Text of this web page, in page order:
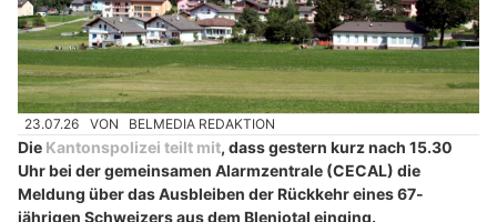
23.07.26 VON BELMEDIA REDAKTION
Die Kantonspolizei teilt mit, dass gestern kurz nach 15.30
Uhr bei der gemeinsamen Alarmzentrale (CECAL) die
Meldung über das Ausbleiben der Rückkehr eines 67-
jährigen Schweizers aus dem Bleniotal einging.